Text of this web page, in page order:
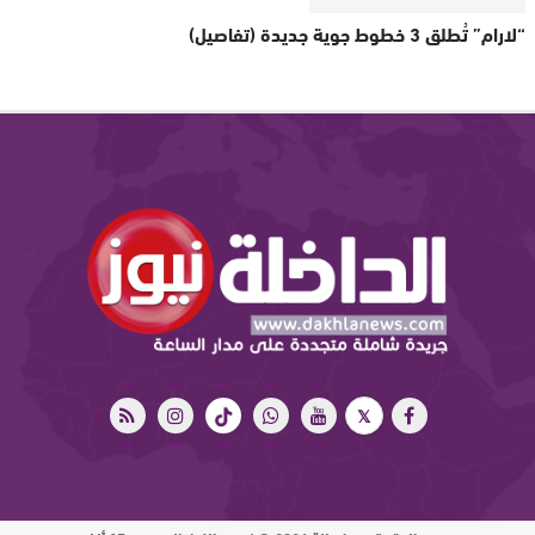
“لارام” تُطلق 3 خطوط جوية جديدة (تفاصيل)